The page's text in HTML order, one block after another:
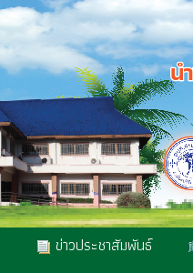
ข่าวประชาสัมพันธ์